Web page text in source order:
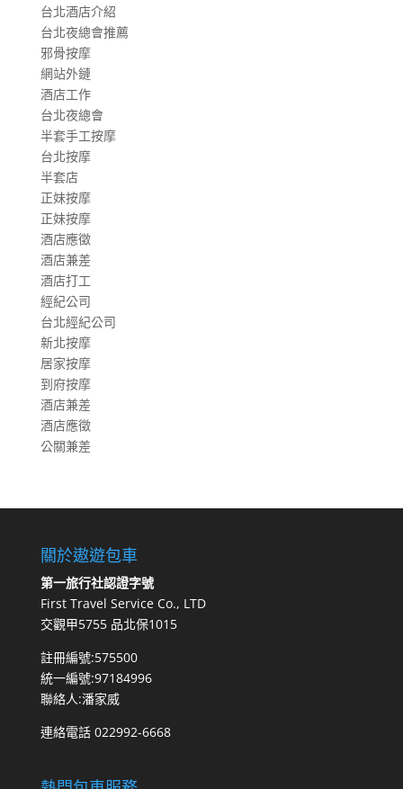
台北酒店介紹
台北夜總會推薦
邪骨按摩
網站外鏈
酒店工作
台北夜總會
半套手工按摩
台北按摩
半套店
正妹按摩
正妹按摩
酒店應徵
酒店兼差
酒店打工
經紀公司
台北經紀公司
新北按摩
居家按摩
到府按摩
酒店兼差
酒店應徵
公關兼差
關於遨遊包車
第一旅行社認證字號
First Travel Service Co., LTD
交觀甲5755 品北保1015
註冊編號:575500
統一編號:97184996
聯絡人:潘家威
連絡電話 022992-6668